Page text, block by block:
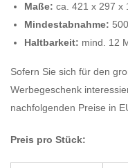
Maße: ca. 421 x 297 x
Mindestabnahme:
Haltbarkeit: mind. 12
Sofern Sie sich für den
Werbegeschenk
nachfolgenden Preise in
Preis pro Stück: